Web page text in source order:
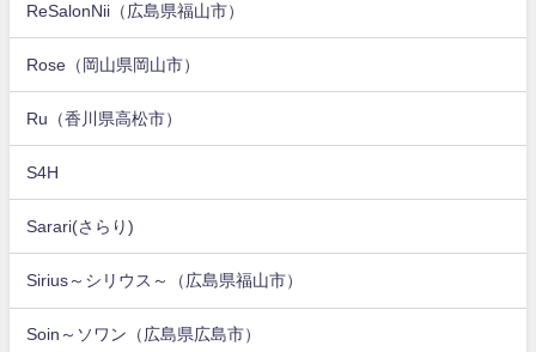
ReSalonNii（広島県福山市）
Rose（岡山県岡山市）
Ru（香川県高松市）
S4H
Sarari(さらり)
Sirius～シリウス～（広島県福山市）
Soin～ソワン（広島県広島市）